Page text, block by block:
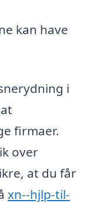
kan have
i
firmaer.
over
at du får
xn--hjlp-til-